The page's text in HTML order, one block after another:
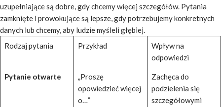
uzupełniające są dobre, gdy chcemy więcej szczegółów. Pytania
zamknięte i prowokujące są lepsze, gdy potrzebujemy konkretnych
danych lub chcemy, aby ludzie myśleli głębiej.
Rodzaj pytania
Przykład
Wpływ na
odpowiedzi
Pytanie otwarte
„Proszę
opowiedzieć więcej
o…”
Zachęca do
podzielenia się
szczegółowymi